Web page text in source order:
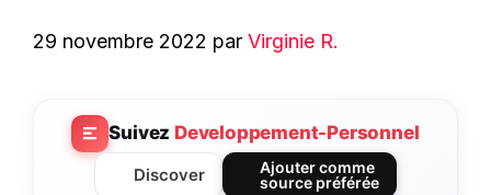
29 novembre 2022 par Virginie R.
Suivez Developpement-Personnel
Discover
Ajouter comme
source préférée